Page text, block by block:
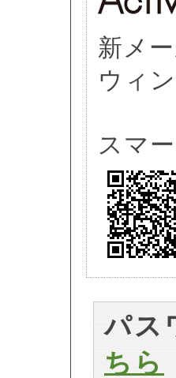
新メ
ウィ
スマ
パス
ちら